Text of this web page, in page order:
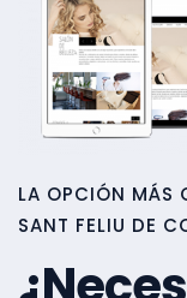
LA OPCIÓN MÁS
SANT FELIU DE